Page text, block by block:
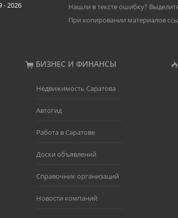
- 2026
Нашли в тексте ошибку?
При копировании материалов
БИЗНЕС И ФИНАНСЫ
Недвижимость Саратова
Автогид
Работа в Саратове
Доски объявлений
Справочник организаций
Новости компаний